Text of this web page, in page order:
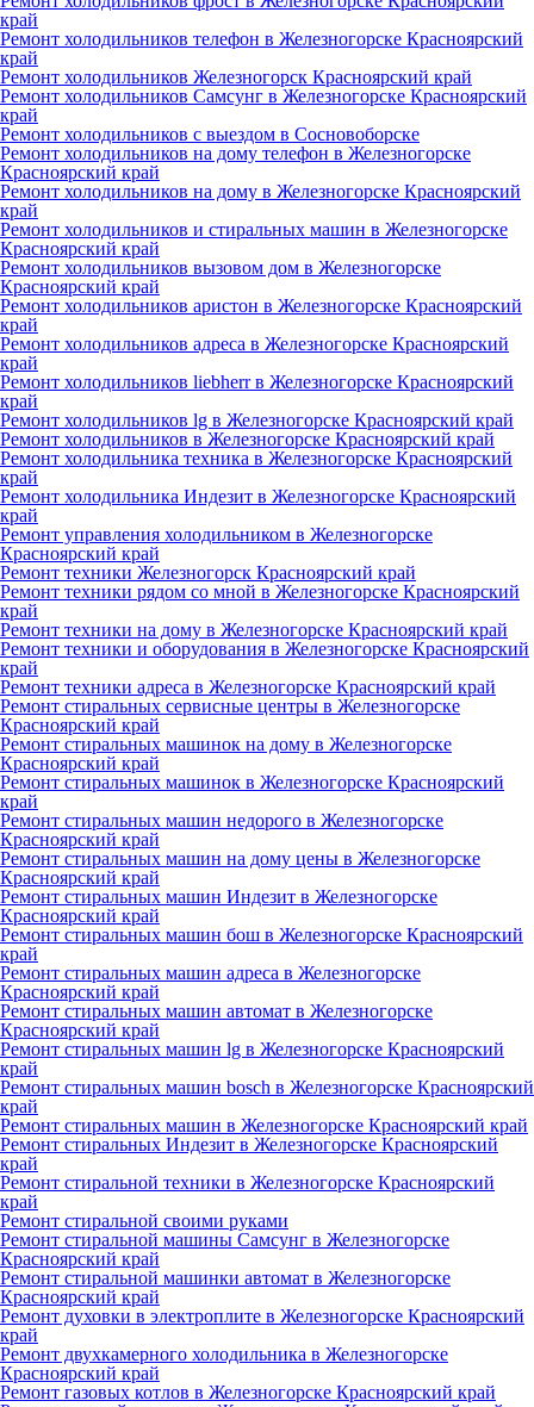
край
Ремонт холодильников телефон в Железногорске Красноярский
край
Ремонт холодильников Железногорск Красноярский край
Ремонт холодильников Самсунг в Железногорске Красноярский
край
Ремонт холодильников с выездом в Сосновоборске
Ремонт холодильников на дому телефон в Железногорске
Красноярский край
Ремонт холодильников на дому в Железногорске Красноярский
край
Ремонт холодильников и стиральных машин в Железногорске
Красноярский край
Ремонт холодильников вызовом дом в Железногорске
Красноярский край
Ремонт холодильников аристон в Железногорске Красноярский
край
Ремонт холодильников адреса в Железногорске Красноярский
край
Ремонт холодильников liebherr в Железногорске Красноярский
край
Ремонт холодильников lg в Железногорске Красноярский край
Ремонт холодильников в Железногорске Красноярский край
Ремонт холодильника техника в Железногорске Красноярский
край
Ремонт холодильника Индезит в Железногорске Красноярский
край
Ремонт управления холодильником в Железногорске
Красноярский край
Ремонт техники Железногорск Красноярский край
Ремонт техники рядом со мной в Железногорске Красноярский
край
Ремонт техники на дому в Железногорске Красноярский край
Ремонт техники и оборудования в Железногорске Красноярский
край
Ремонт техники адреса в Железногорске Красноярский край
Ремонт стиральных сервисные центры в Железногорске
Красноярский край
Ремонт стиральных машинок на дому в Железногорске
Красноярский край
Ремонт стиральных машинок в Железногорске Красноярский
край
Ремонт стиральных машин недорого в Железногорске
Красноярский край
Ремонт стиральных машин на дому цены в Железногорске
Красноярский край
Ремонт стиральных машин Индезит в Железногорске
Красноярский край
Ремонт стиральных машин бош в Железногорске Красноярский
край
Ремонт стиральных машин адреса в Железногорске
Красноярский край
Ремонт стиральных машин автомат в Железногорске
Красноярский край
Ремонт стиральных машин lg в Железногорске Красноярский
край
Ремонт стиральных машин bosch в Железногорске Красноярский
край
Ремонт стиральных машин в Железногорске Красноярский край
Ремонт стиральных Индезит в Железногорске Красноярский
край
Ремонт стиральной техники в Железногорске Красноярский
край
Ремонт стиральной своими руками
Ремонт стиральной машины Самсунг в Железногорске
Красноярский край
Ремонт стиральной машинки автомат в Железногорске
Красноярский край
Ремонт духовки в электроплите в Железногорске Красноярский
край
Ремонт двухкамерного холодильника в Железногорске
Красноярский край
Ремонт газовых котлов в Железногорске Красноярский край